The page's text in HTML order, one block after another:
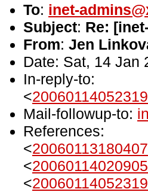
To: inet-
Subject: Re:
From: Jen
Date: Sat, 14 Jan
In-reply-to:
<
Mail-followup-to:
References:
<
<
<